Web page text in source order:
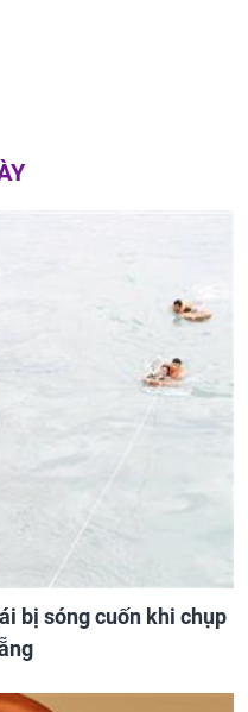
bị sóng cuốn khi chụp